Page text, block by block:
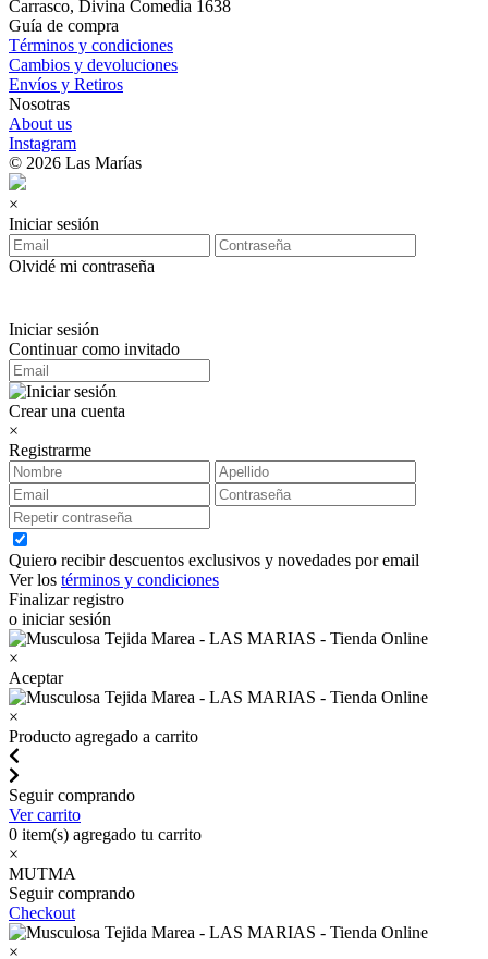
Carrasco, Divina Comedia 1638
Guía de compra
Términos y condiciones
Cambios y devoluciones
Envíos y Retiros
Nosotras
About us
Instagram
© 2026 Las Marías
×
Iniciar sesión
Olvidé mi contraseña
Iniciar sesión
Continuar como invitado
Crear una cuenta
×
Registrarme
Quiero recibir descuentos exclusivos y novedades por email
Ver los términos y condiciones
Finalizar registro
o iniciar sesión
×
Aceptar
×
Producto agregado a carrito
Seguir comprando
Ver carrito
0 item(s) agregado tu carrito
×
MUTMA
Seguir comprando
Checkout
×